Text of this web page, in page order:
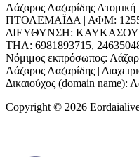
Λάζαρος Λαζαρίδης
ΠΤΟΛΕΜΑΪΔΑ | ΑΦΜ:
ΔΙΕΥΘΥΝΣΗ: ΚΑΥΚΑΣΟΥ
ΤΗΛ: 6981893715,
Νόμιμος εκπρόσωπος:
Λάζαρος Λαζαρίδης |
Δικαιούχος (domain name):
Copyright © 2026